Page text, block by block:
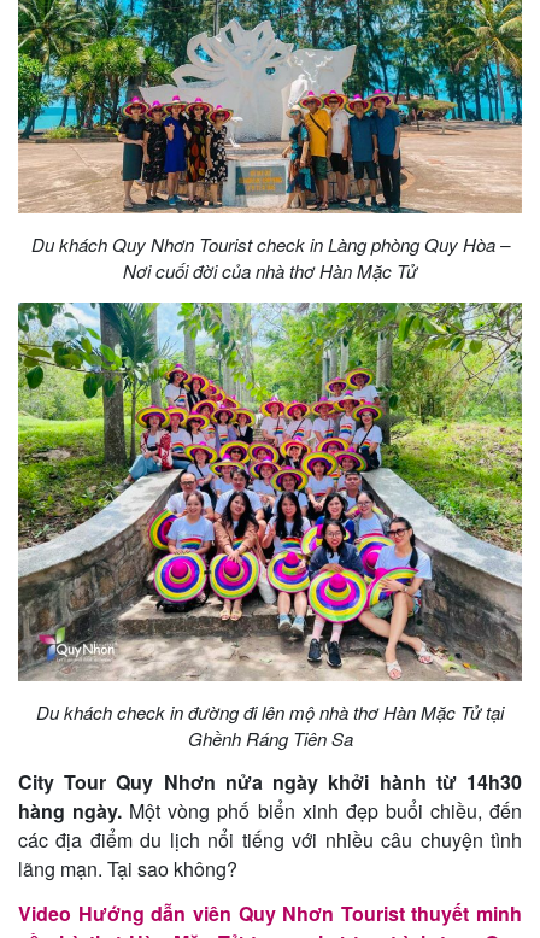
Tuyển
dụng
Liên
hệ
Du khách Quy Nhơn Tourist check in Làng phòng Quy Hòa –
Nơi cuối đời của nhà thơ Hàn Mặc Tử
Du khách check in đường đi lên mộ nhà thơ Hàn Mặc Tử tại
Ghềnh Ráng Tiên Sa
City Tour Quy Nhơn nửa ngày khởi hành từ 14h30
hàng ngày. Một vòng phố biển xinh đẹp buổi chiều, đến
các địa điểm du lịch nổi tiếng với nhiều câu chuyện tình
lãng mạn. Tại sao không?
Video Hướng dẫn viên Quy Nhơn Tourist thuyết minh